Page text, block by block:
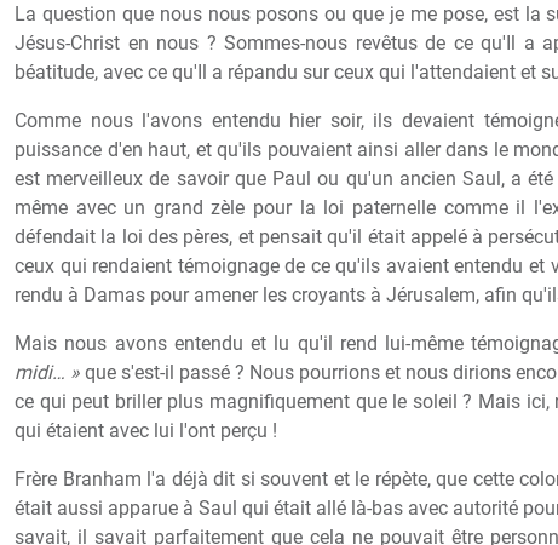
La question que nous nous posons ou que je me pose, est la
Jésus-Christ en nous ? Sommes-nous revêtus de ce qu'Il a
béatitude, avec ce qu'Il a répandu sur ceux qui l'attendaient et
Comme nous l'avons entendu hier soir, ils devaient
puissance d'en haut, et qu'ils pouvaient ainsi aller dans le
est merveilleux de savoir que Paul ou qu'un ancien Saul, a
même avec un grand zèle pour la loi paternelle comme il
défendait la loi des pères, et pensait qu'il était appelé à
ceux qui rendaient témoignage de ce qu'ils avaient entendu
rendu à Damas pour amener les croyants à Jérusalem, afin
Mais nous avons entendu et lu qu'il rend lui-même
midi… » que s'est-il passé ? Nous pourrions et nous dirions
ce qui peut briller plus magnifiquement que le soleil ? Mais
qui étaient avec lui l'ont perçu !
Frère Branham l'a déjà dit si souvent et le répète, que cette
était aussi apparue à Saul qui était allé là-bas avec autorité
savait, il savait parfaitement que cela ne pouvait être